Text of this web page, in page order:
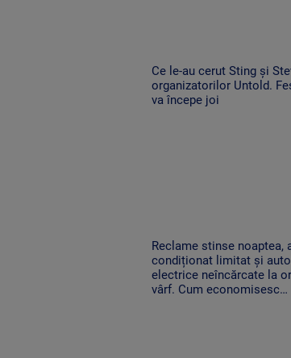
Ce le-au cerut Sting și
organizatorilor Untold.
va începe joi
Reclame stinse noaptea,
condiționat limitat și
electrice neîncărcate la
vârf. Cum economisesc